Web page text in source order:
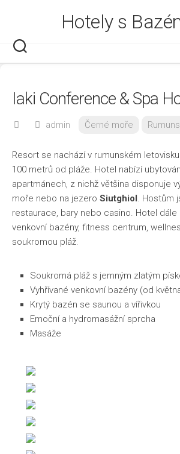
Hotely s
Iaki Conference & Spa
admin Černé moře
Resort se nachází v rumunském letovisku
100 metrů od pláže. Hotel nabízí
apartmánech, z nichž většina disponuje
moře nebo na jezero Siutghiol. Hostům
restaurace, bary nebo casino. Hotel dále
venkovní bazény, fitness centrum,
soukromou pláž.
Soukromá pláž s jemným zlatým
Vyhřívané venkovní bazény (od
Krytý bazén se saunou a vířivkou
Emoční a hydromasážní sprcha
Masáže